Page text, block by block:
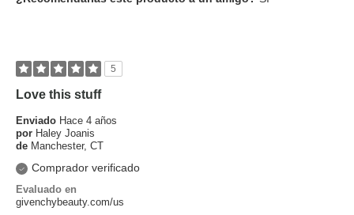
5
Love this stuff
Enviado Hace 4 años
por Haley Joanis
de Manchester, CT
Comprador verificado
Evaluado en
givenchybeauty.com/us